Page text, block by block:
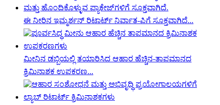
ಈ ನೀರಿನ ಇಮ್ಮರ್ಶನ್ ರಿಟಾರ್ಟ್ ನಿರ್ವಾತ-ಪಿಗೆ ಸೂಕ್ತವಾಗಿದೆ...
ಮೀನಿನ ಡಬ್ಬಿಯಲ್ಲಿ ತಯಾರಿಸಿದ ಆಹಾರ ಹೆಚ್ಚಿನ-ತಾಪಮಾನದ
ಕ್ರಿಮಿನಾಶಕ ಉಪಕರಣ...